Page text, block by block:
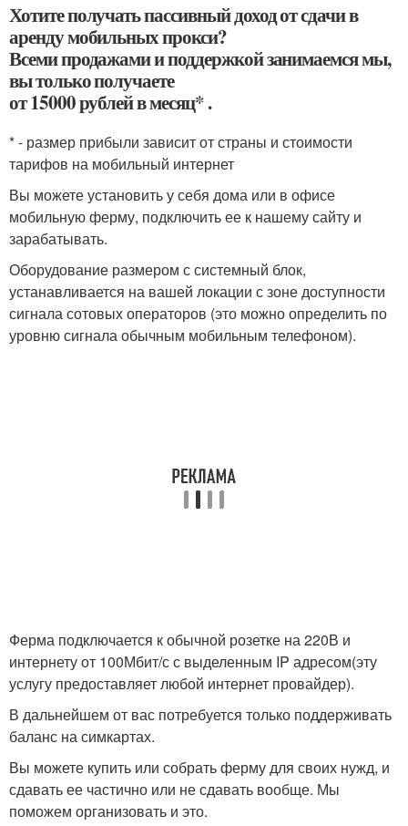
Хотите получать пассивный доход от сдачи в
аренду мобильных прокси?
Всеми продажами и поддержкой занимаемся мы,
вы только получаете
от 15000 рублей в месяц* .
* - размер прибыли зависит от страны и стоимости
тарифов на мобильный интернет
Вы можете установить у себя дома или в офисе
мобильную ферму, подключить ее к нашему сайту и
зарабатывать.
Оборудование размером с системный блок,
устанавливается на вашей локации с зоне доступности
сигнала сотовых операторов (это можно определить по
уровню сигнала обычным мобильным телефоном).
Ферма подключается к обычной розетке на 220В и
интернету от 100Мбит/с с выделенным IP адресом(эту
услугу предоставляет любой интернет провайдер).
В дальнейшем от вас потребуется только поддерживать
баланс на симкартах.
Вы можете купить или собрать ферму для своих нужд, и
сдавать ее частично или не сдавать вообще. Мы
поможем организовать и это.